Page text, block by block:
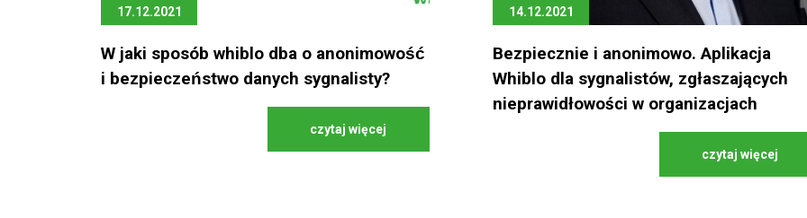
17.12.2021
W jaki sposób whiblo dba o anonimowość
i bezpieczeństwo danych sygnalisty?
czytaj więcej
14.12.2021
Bezpiecznie i anonimowo. Aplikacja
Whiblo dla sygnalistów, zgłaszających
nieprawidłowości w organizacjach
czytaj więcej